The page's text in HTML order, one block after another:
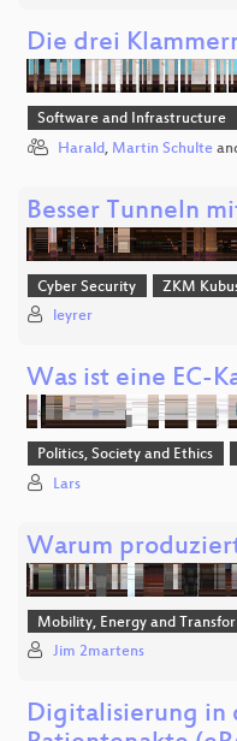
Die drei
Software and Infrastructure
Harald, Martin Schulte
Besser Tunneln
Cyber Security ZKM
leyrer
Was ist eine EC-
Politics, Society and Ethics
Lars
Warum
Mobility, Energy and
Jim 2martens
Digitalisierung in